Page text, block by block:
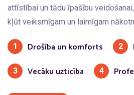
attīstībai un tādu īpašību
kļūt veiksmīgam un laimīgam
1 Drošība un komforts 2
3 Vecāku uzticība 4